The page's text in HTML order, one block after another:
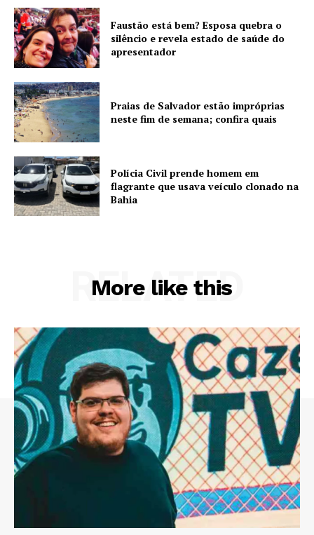
Faustão está bem? Esposa quebra o
silêncio e revela estado de saúde do
apresentador
Praias de Salvador estão impróprias
neste fim de semana; confira quais
Polícia Civil prende homem em
flagrante que usava veículo clonado na
Bahia
More like this
RELATED